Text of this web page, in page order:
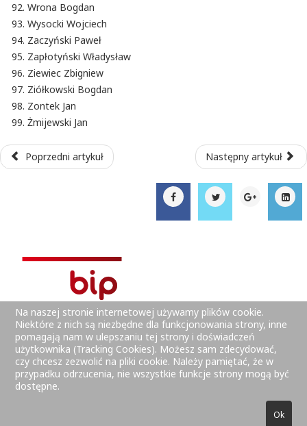
Wrona Bogdan
Wysocki Wojciech
Zaczyński Paweł
Zapłotyński Władysław
Ziewiec Zbigniew
Ziółkowski Bogdan
Zontek Jan
Żmijewski Jan
Poprzedni artykuł Następny artykuł
© 2025 Zespół Szkół Zawodowych Nr 2 w Starachowicach -
Na naszej stronie internetowej używamy plików cookie.
Niektóre z nich są niezbędne dla funkcjonowania strony, inne
pomagają nam w ulepszaniu tej strony i doświadczeń
użytkownika (Tracking Cookies). Możesz sam zdecydować,
czy chcesz zezwolić na pliki cookie. Należy pamiętać, że w
przypadku odrzucenia, nie wszystkie funkcje strony mogą być
dostępne.
Ok